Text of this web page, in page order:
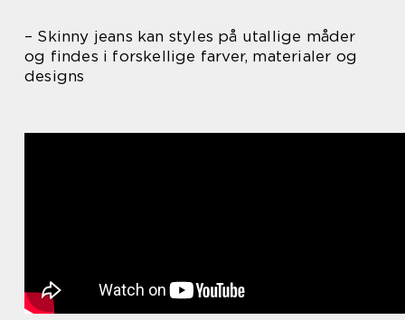
– Skinny jeans kan styles på utallige måder
og findes i forskellige farver, materialer og
designs